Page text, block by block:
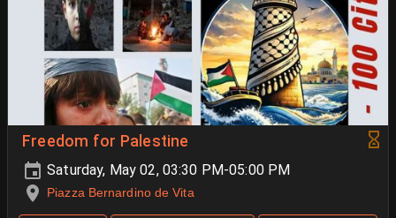
Freedom for Palestine
Saturday, May 02, 03:30 PM-05:00 PM
Piazza Bernardino de Vita